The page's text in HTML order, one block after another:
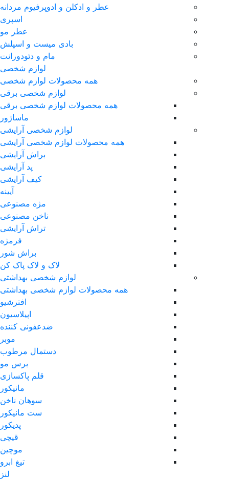
عطر و ادکلن و ادوپرفیوم مردانه
اسپری
عطر مو
بادی میست و اسپلش
مام و دئودورانت
لوازم شخصی
همه محصولات لوازم شخصی
لوازم شخصی برقی
همه محصولات لوازم شخصی برقی
ماساژور
لوازم شخصی آرایشی
همه محصولات لوازم شخصی آرایشی
براش آرایشی
پد آرایشی
کیف آرایشی
آیینه
مژه مصنوعی
ناخن مصنوعی
تراش آرایشی
فرمژه
براش شور
لاک و لاک پاک کن
لوازم شخصی بهداشتی
همه محصولات لوازم شخصی بهداشتی
افترشیو
اپیلاسیون
ضدعفونی کننده
موبر
دستمال مرطوب
برس مو
قلم پاکسازی
مانیکور
سوهان ناخن
ست مانیکور
پدیکور
قیچی
موچین
تیغ ابرو
لنز